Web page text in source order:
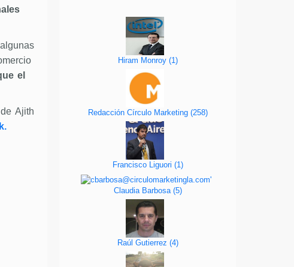
el
Ajith
Hiram Monroy (1)
Redacción Círculo Marketing (258)
Francisco Liguori (1)
Claudia Barbosa (5)
Raúl Gutierrez (4)